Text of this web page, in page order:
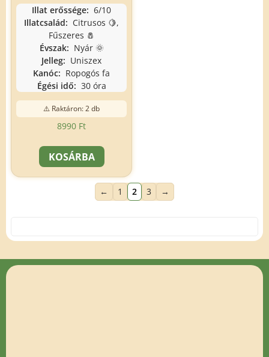
Illat erőssége: 6/10
Illatcsalád: Citrusos 🍋,
Fűszeres 🧂
Évszak: Nyár 🌞
Jelleg: Uniszex
Kanóc: Ropogós fa
Égési idő: 30 óra
⚠️ Raktáron: 2 db
8990 Ft
KOSÁRBA
← 1 2 3 →